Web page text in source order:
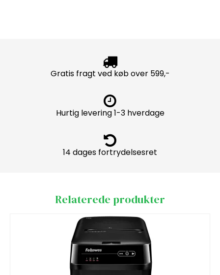
Gratis fragt ved køb over 599,-
Hurtig levering 1-3 hverdage
14 dages fortrydelsesret
Relaterede produkter